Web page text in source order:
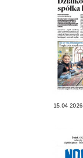
15.04.2026